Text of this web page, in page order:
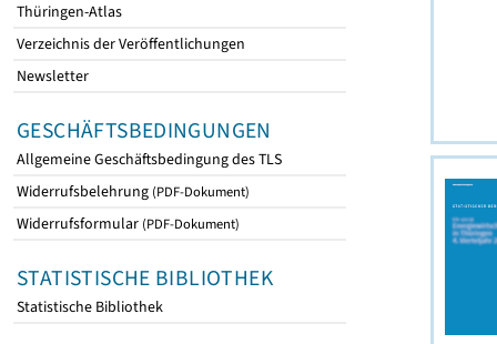
Thüringen-Atlas
Verzeichnis der Veröffentlichungen
Newsletter
GESCHÄFTSBEDINGUNGEN
Allgemeine Geschäftsbedingung des TLS
Widerrufsbelehrung (PDF-Dokument)
Widerrufsformular (PDF-Dokument)
STATISTISCHE BIBLIOTHEK
Statistische Bibliothek